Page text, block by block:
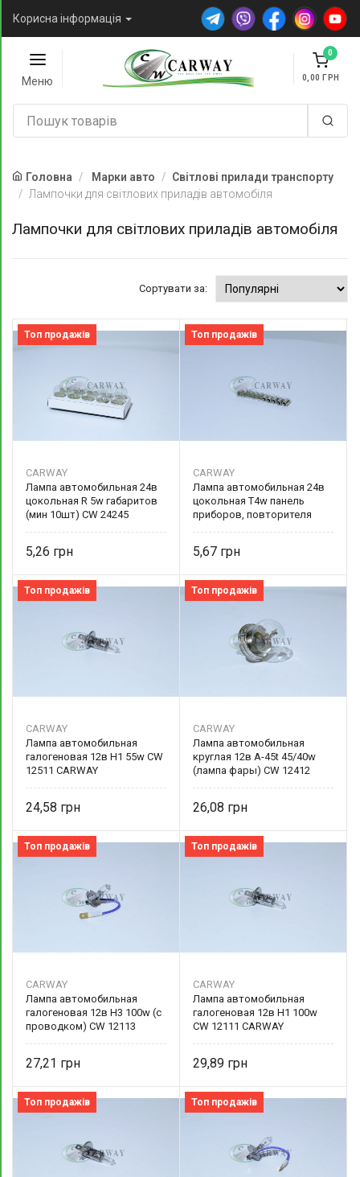
Корисна інформація
Меню
0
0,00
Головна Марки авто
Світлові прилади транспорту
Лампочки для світлових приладів автомобіля
Лампочки для світлових приладів автомобіля
Сортувати за:
Топ продажів
CARWAY
Лампа автомобильная 24в
цокольная R 5w габаритов
(мин 10шт) CW 24245
5,26
Топ продажів
CARWAY
Лампа автомобильная 24в
цокольная T4w панель
приборов, повторителя
5,67
Топ продажів
CARWAY
Лампа автомобильная
галогеновая 12в Н1 55w CW
12511 CARWAY
24,58
Топ продажів
CARWAY
Лампа автомобильная
круглая 12в А-45t 45/40w
(лампа фары) CW 12412
26,08
Топ продажів
CARWAY
Лампа автомобильная
галогеновая 12в Н3 100w (с
проводком) CW 12113
27,21
Топ продажів
CARWAY
Лампа автомобильная
галогеновая 12в Н1 100w
CW 12111 CARWAY
29,89
Топ продажів Топ продажів